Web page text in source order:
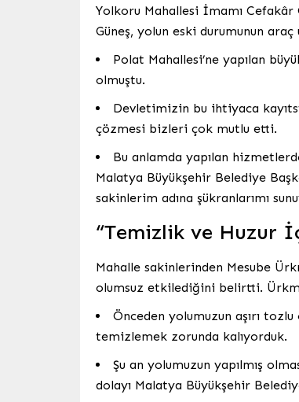
Yolkoru Mahallesi İmamı Cefakâr
Güneş, yolun eski durumunun araç
Polat Mahallesi’ne yapılan
olmuştu.
Devletimizin bu ihtiyaca
çözmesi bizleri çok mutlu etti.
Bu anlamda yapılan
Malatya Büyükşehir Belediye
sakinlerim adına şükranlarımı
“Temizlik ve Huzur
Mahalle sakinlerinden Mesube
olumsuz etkilediğini belirtti.
Önceden yolumuzun aşırı tozlu
temizlemek zorunda kalıyorduk.
Şu an yolumuzun yapılmış
dolayı Malatya Büyükşehir